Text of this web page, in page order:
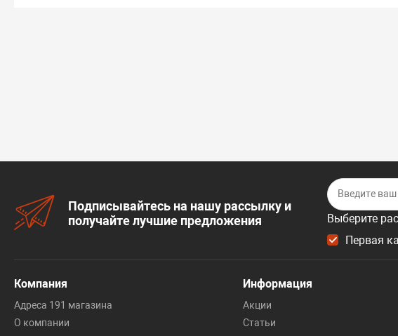
Подписывайтесь на нашу рассылку и
получайте лучшие предложения
Выберите
Первая
Компания
Адреса 191 магазина
О компании
Информация
Акции
Статьи